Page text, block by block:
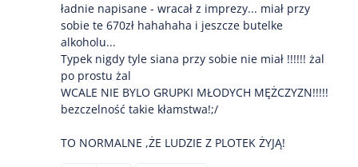
ładnie napisane - wracał z imprezy... miał przy
sobie te 670zł hahahaha i jeszcze butelke
alkoholu...
Typek nigdy tyle siana przy sobie nie miał !!!!!! żal
po prostu żal
WCALE NIE BYLO GRUPKI MŁODYCH MĘŻCZYZN!!!!!
bezczelność takie kłamstwa!;/
TO NORMALNE ,ŻE LUDZIE Z PLOTEK ŻYJĄ!